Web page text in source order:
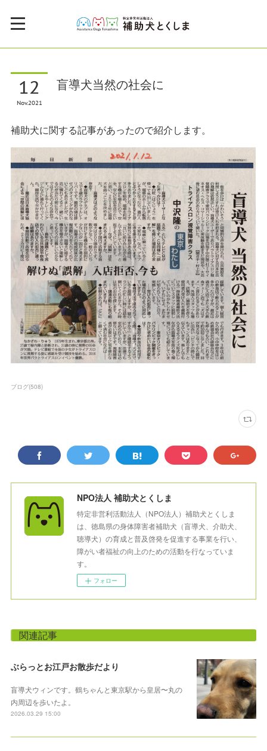
12
Nov2021
盲導犬当然の社会に
補助犬に関する記事があったので紹介します。
ブログ(508)
NPO法人 補助犬とくしま
特定非営利活動法人（NPO法人）補助犬とくしま
は、徳島県の身体障害者補助犬（盲導犬、介助犬、
聴導犬）の育成と普及啓発を促進する事業を行い、
障がい者福祉の向上のための活動を行なっていま
す。
フォロー
関連記事
ぶらっとお江戸お散歩だより
盲導犬ウィンです。鶴ちゃんと東京駅から皇居〜丸の
内周辺を歩いたよ。
2026.03.29 15:00